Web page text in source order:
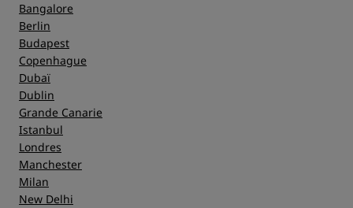
Bangalore
Berlin
Budapest
Copenhague
Dubaï
Dublin
Grande Canarie
Istanbul
Londres
Manchester
Milan
New Delhi